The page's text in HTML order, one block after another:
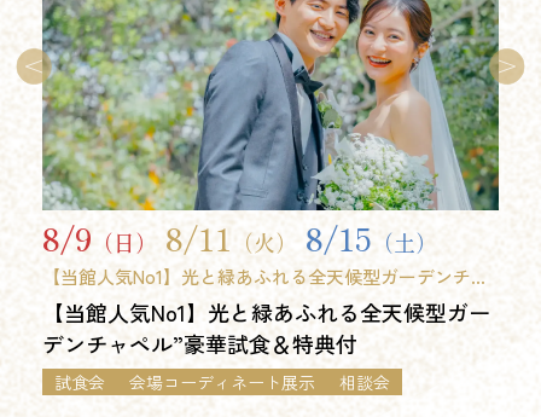
8/9 （日） 8/11 （火） 8/15 （土）
【当館人気No1】光と緑あふれる全天候型ガーデンチャ
ペル”豪華試食＆特典付
【当館人気No1】光と緑あふれる全天候型ガー
デンチャペル”豪華試食＆特典付
試食会 会場コーディネート展示 相談会